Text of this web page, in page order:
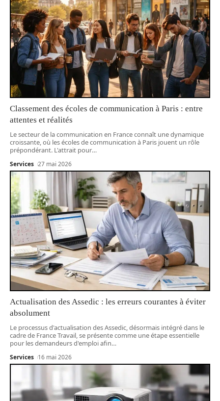
Classement des écoles de communication à Paris : entre
attentes et réalités
Le secteur de la communication en France connaît une dynamique
croissante, où les écoles de communication à Paris jouent un rôle
prépondérant. L'attrait pour…
Services 27 mai 2026
Actualisation des Assedic : les erreurs courantes à éviter
absolument
Le processus d'actualisation des Assedic, désormais intégré dans le
cadre de France Travail, se présente comme une étape essentielle
pour les demandeurs d'emploi afin…
Services 16 mai 2026